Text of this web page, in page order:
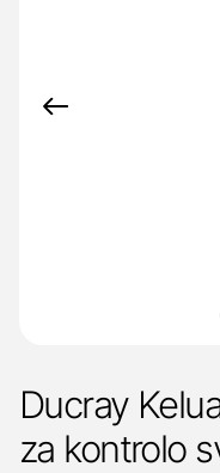
Ducray
za kontrolo